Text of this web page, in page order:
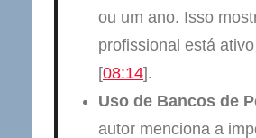
ou um ano. Isso
profissional está
[08:14].
Uso de Bancos de
autor menciona a